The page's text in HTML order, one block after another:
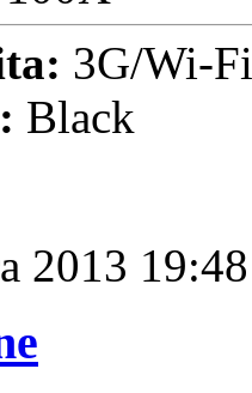
3G/Wi-Fi
Black
2013 19:48